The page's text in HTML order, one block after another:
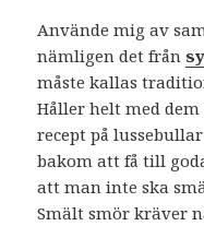
Använde mig av
nämligen det från
måste kallas
Håller helt med
recept på
bakom att få till
att man inte ska
Smält smör kräver